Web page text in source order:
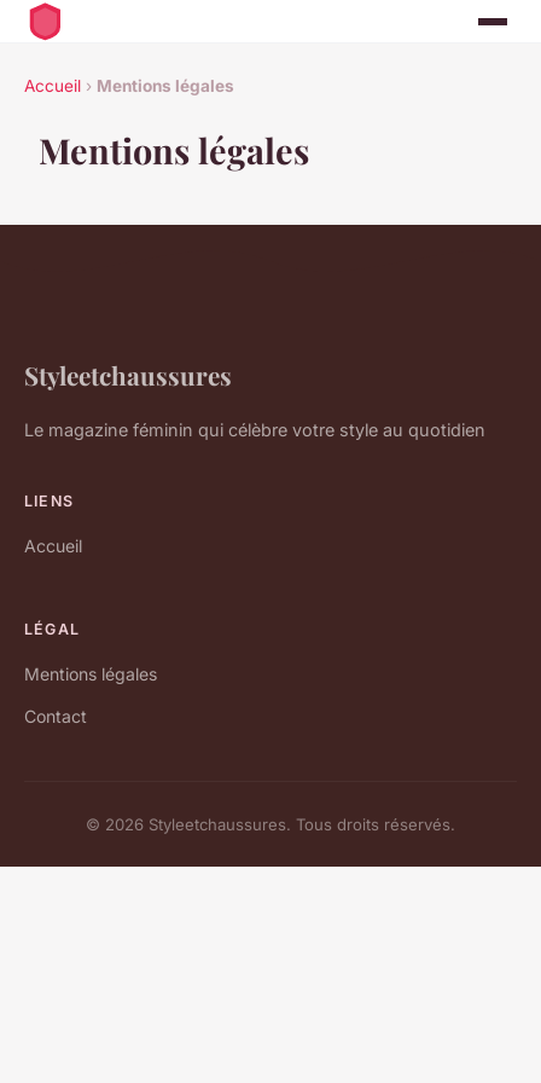
Accueil › Mentions légales
Mentions légales
Styleetchaussures
Le magazine féminin qui célèbre votre style au quotidien
LIENS
Accueil
LÉGAL
Mentions légales
Contact
© 2026 Styleetchaussures. Tous droits réservés.